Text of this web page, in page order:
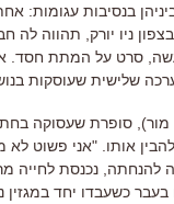
בנסיבות עגומות:
ניו יורק תהווה לה
סרט על המתת חסד
שלישית שעוסקות
מור), סופרת שעסוקה
להבין אותו . "אני פשוט לא
להנחתה נכנסת לחייה
כשעבדו יחד במגזין